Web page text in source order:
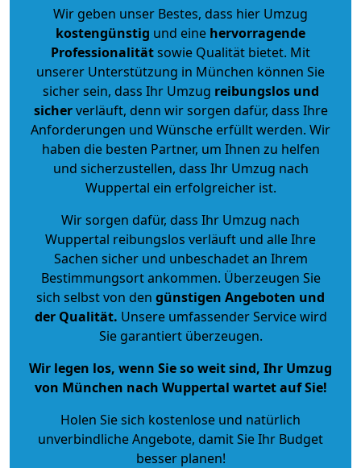
Wir geben unser Bestes, dass hier Umzug
kostengünstig und eine hervorragende
Professionalitätsowie Qualität bietet. Mit
unserer Unterstützung in München können Sie
sicher sein, dass Ihr Umzug reibungslos und
sicherverläuft, denn wir sorgen dafür, dass Ihre
Anforderungen und Wünsche erfüllt werden. Wir
haben die besten Partner, um Ihnen zu helfen
und sicherzustellen, dass Ihr Umzug nach
Wuppertal ein erfolgreicher ist.
Wir sorgen dafür, dass Ihr Umzug nach
Wuppertal reibungslos verläuft und alle Ihre
Sachen sicher und unbeschadet an Ihrem
Bestimmungsort ankommen. Überzeugen Sie
sich selbst von den günstigen Angeboten und
der Qualität. Unsere umfassender Service wird
Sie garantiert überzeugen.
Wir legen los, wenn Sie so weit sind, Ihr Umzug
von München nach Wuppertal wartet auf Sie!
Holen Sie sich kostenlose und natürlich
unverbindliche Angebote, damit Sie Ihr Budget
besser planen!